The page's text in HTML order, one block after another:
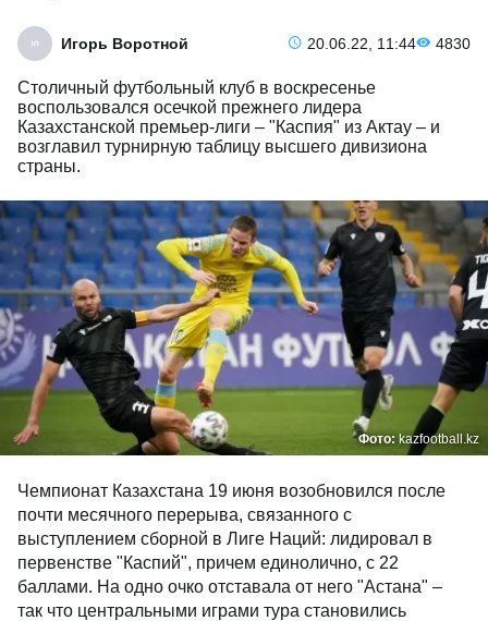
Игорь Воротной 20.06.22, 11:44 4830
Столичный футбольный клуб в воскресенье
воспользовался осечкой прежнего лидера
Казахстанской премьер-лиги – "Каспия" из Актау – и
возглавил турнирную таблицу высшего дивизиона
страны.
Фото: kazfootball.kz
Чемпионат Казахстана 19 июня возобновился после
почти месячного перерыва, связанного с
выступлением сборной в Лиге Наций: лидировал в
первенстве "Каспий", причем единолично, с 22
баллами. На одно очко отставала от него "Астана" –
так что центральными играми тура становились